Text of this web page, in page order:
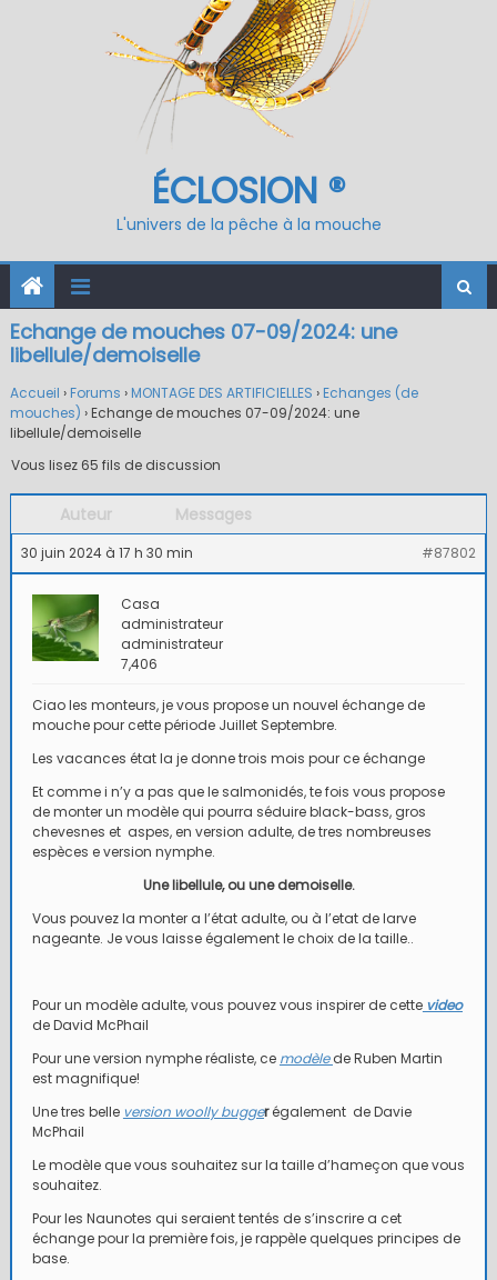
ÉCLOSION ®
L'univers de la pêche à la mouche
Echange de mouches 07-09/2024: une
libellule/demoiselle
Accueil › Forums › MONTAGE DES ARTIFICIELLES › Echanges (de
mouches) ›Echange de mouches 07-09/2024: une
libellule/demoiselle
Vous lisez 65 fils de discussion
Auteur Messages
30 juin 2024 à 17 h 30 min #87802
Casa
administrateur
administrateur
7,406
Ciao les monteurs, je vous propose un nouvel échange de
mouche pour cette période Juillet Septembre.
Les vacances état la je donne trois mois pour ce échange
Et comme i n’y a pas que le salmonidés, te fois vous propose
de monter un modèle qui pourra séduire black-bass, gros
chevesnes et aspes, en version adulte, de tres nombreuses
espèces e version nymphe.
Une libellule, ou une demoiselle.
Vous pouvez la monter a l’état adulte, ou à l’etat de larve
nageante. Je vous laisse également le choix de la taille..
Pour un modèle adulte, vous pouvez vous inspirer de cettevideo
de David McPhail
Pour une version nymphe réaliste, ce modèle de Ruben Martin
est magnifique!
Une tres belle version woolly buggerégalement de Davie
McPhail
Le modèle que vous souhaitez sur la taille d’hameçon que vous
souhaitez.
Pour les Naunotes qui seraient tentés de s’inscrire a cet
échange pour la première fois, je rappèle quelques principes de
base.